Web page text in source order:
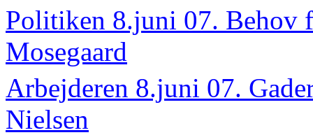
Politiken 8.juni 07. Behov
Mosegaard
Arbejderen 8.juni 07.
Nielsen